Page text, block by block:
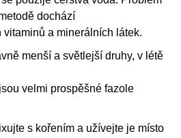
dochází
vitaminů a minerálních látek.
menší a světlejší druhy, v létě
velmi prospěšné fazole
s kořením a užívejte je místo